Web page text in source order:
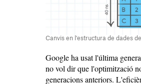
Canvis en l'estructura de dades
Google ha usat l'última
no vol dir que l'optimització
generacions anteriors.